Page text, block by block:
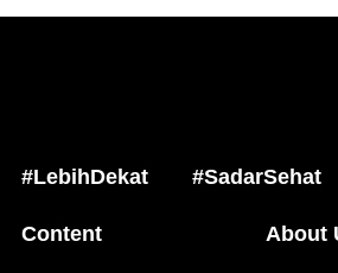
#LebihDekat #SadarSehat
Content About